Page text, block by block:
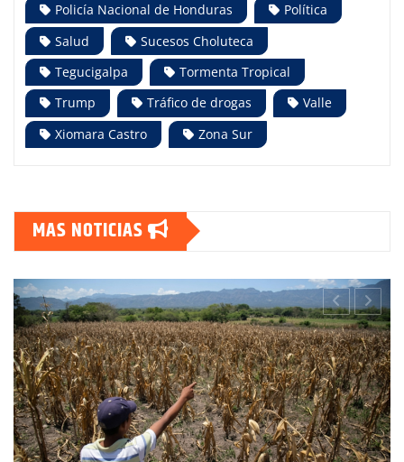
Policía Nacional de Honduras
Política
Salud
Sucesos Choluteca
Tegucigalpa
Tormenta Tropical
Trump
Tráfico de drogas
Valle
Xiomara Castro
Zona Sur
MAS NOTICIAS